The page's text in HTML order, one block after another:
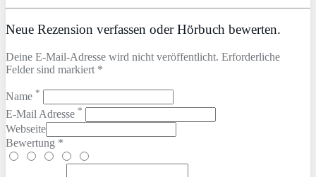
Neue Rezension verfassen oder Hörbuch bewerten.
Deine E-Mail-Adresse wird nicht veröffentlicht. Erforderliche
Felder sind markiert *
Name *
E-Mail Adresse *
Webseite
Bewertung *